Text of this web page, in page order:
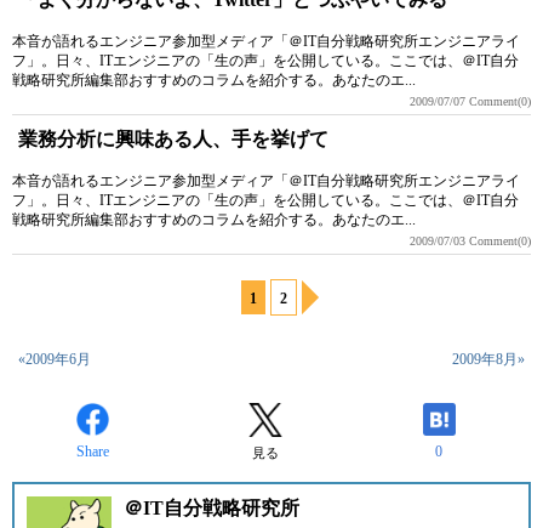
本音が語れるエンジニア参加型メディア「＠IT自分戦略研究所エンジニアライ
フ」。日々、ITエンジニアの「生の声」を公開している。ここでは、＠IT自分
戦略研究所編集部おすすめのコラムを紹介する。あなたのエ...
2009/07/07 Comment(0)
業務分析に興味ある人、手を挙げて
本音が語れるエンジニア参加型メディア「＠IT自分戦略研究所エンジニアライ
フ」。日々、ITエンジニアの「生の声」を公開している。ここでは、＠IT自分
戦略研究所編集部おすすめのコラムを紹介する。あなたのエ...
2009/07/03 Comment(0)
1 2
«2009年6月 2009年8月»
Share 見る 0
＠IT自分戦略研究所